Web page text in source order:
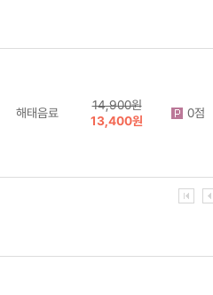
해태음료
14,900원
13,400원
0점